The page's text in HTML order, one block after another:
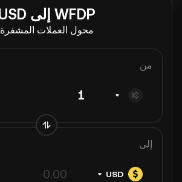
WFDP إلى USD
محول العملات المشفرة
من
إلى
USD